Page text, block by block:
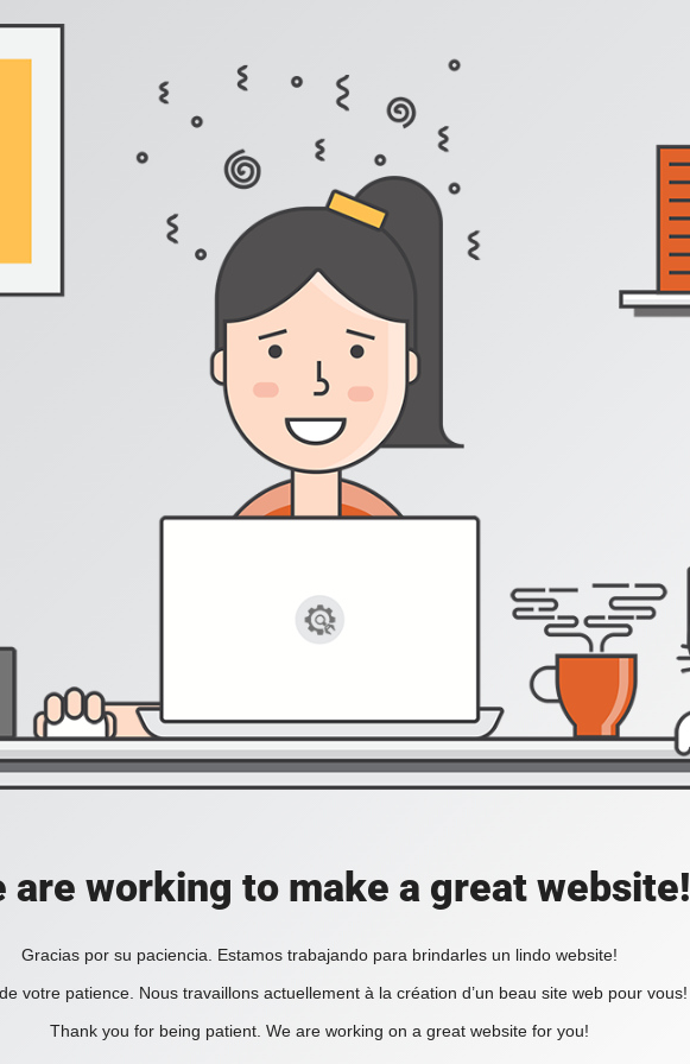
are working to make a great website!
Gracias por su paciencia. Estamos trabajando para brindarles un lindo website!
votre patience. Nous travaillons actuellement à la création d’un beau site web pour vous!
Thank you for being patient. We are working on a great website for you!